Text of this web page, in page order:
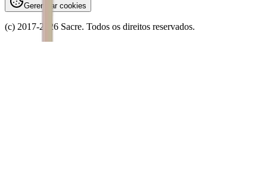
Gerenciar cookies
(c) 2017-2026 Sacre. Todos os direitos reservados.